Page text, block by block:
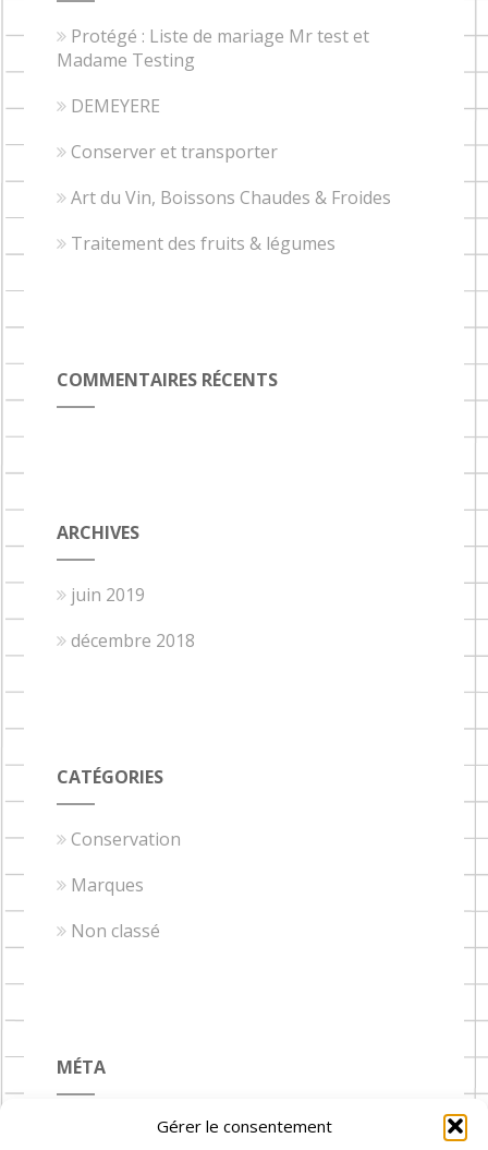
Gérer le consentement
Protégé : Liste de mariage Mr test et
Madame Testing
DEMEYERE
Conserver et transporter
Art du Vin, Boissons Chaudes & Froides
Traitement des fruits & légumes
COMMENTAIRES RÉCENTS
ARCHIVES
juin 2019
décembre 2018
CATÉGORIES
Conservation
Marques
Non classé
MÉTA
Connexion